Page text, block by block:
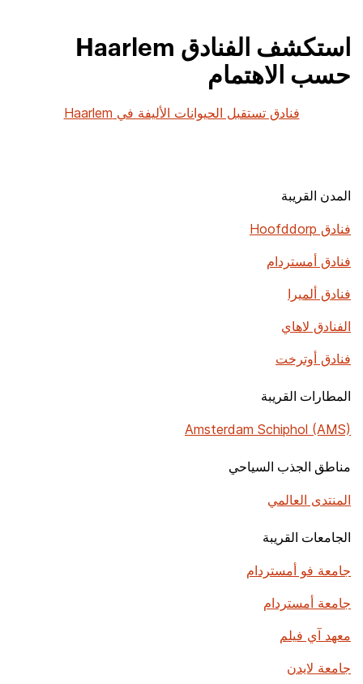
استكشف الفنادق Haarlem
حسب الاهتمام
فنادق تستقبل الحيوانات الأليفة في Haarlem
المدن القريبة
فنادق Hoofddorp
فنادق أمستردام
فنادق ألميرا
الفنادق لاهاي
فنادق أوترخت
المطارات القريبة
Amsterdam Schiphol (AMS)
مناطق الجذب السياحي
المنتدى العالمي
الجامعات القريبة
جامعة فو أمستردام
جامعة أمستردام
معهد آي فيلم
جامعة لايدن